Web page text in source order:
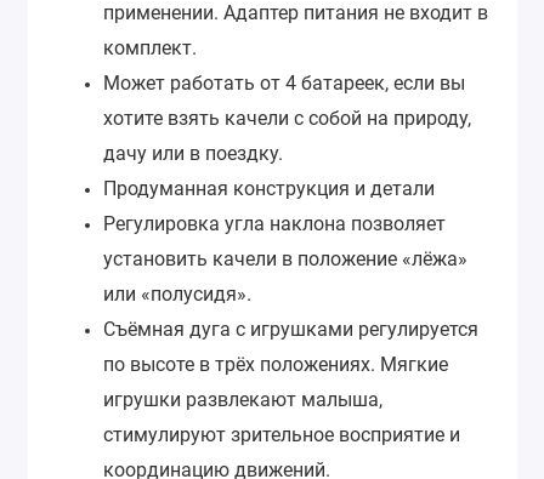
применении. Адаптер питания не входит в
комплект.
Может работать от 4 батареек, если вы
хотите взять качели с собой на природу,
дачу или в поездку.
Продуманная конструкция и детали
Регулировка угла наклона позволяет
установить качели в положение «лёжа»
или «полусидя».
Съёмная дуга с игрушками регулируется
по высоте в трёх положениях. Мягкие
игрушки развлекают малыша,
стимулируют зрительное восприятие и
координацию движений.